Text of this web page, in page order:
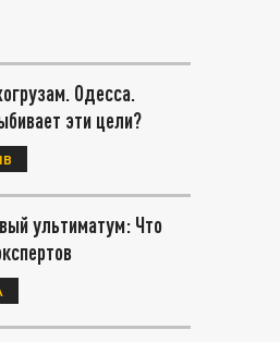
Одесса.
эти цели?
ультиматум: Что